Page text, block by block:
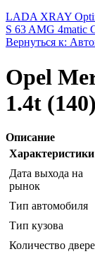
LADA XRAY
S 63 AMG 4matic
Вернуться к:
Opel
1.4t
Описание
Характеристики
Дата выхода на
рынок
Тип автомобиля
Тип кузова
Количество